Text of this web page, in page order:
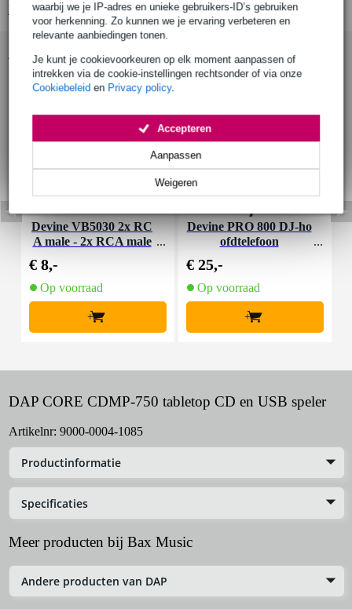
waarbij we je IP-adres en unieke gebruikers-ID’s gebruiken
voor herkenning. Zo kunnen we je ervaring verbeteren en
relevante aanbiedingen tonen.
Je kunt je cookievoorkeuren op elk moment aanpassen of
intrekken via de cookie-instellingen rechtsonder of via onze
Cookiebeleid en Privacy policy.
Weigeren
Aanpassen
Accepteren
Bekijk alle productspecificaties
Accessoires (5)
Devine VB5030 2x RC
A male - 2x RCA male
€ 8,-
Op voorraad
+
Devine PRO 800 DJ-ho
ofdtelefoon
€ 25,-
Op voorraad
+
DAP CORE CDMP-750 tabletop CD en USB speler
Artikelnr: 9000-0004-1085
Productinformatie
Specificaties
Meer producten bij Bax Music
Andere producten van DAP